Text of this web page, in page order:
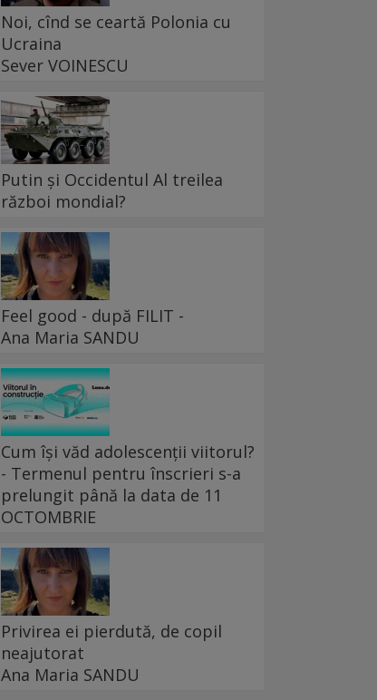
Noi, cînd se ceartă Polonia cu
Ucraina
Sever VOINESCU
Putin și Occidentul Al treilea
război mondial?
Feel good - după FILIT -
Ana Maria SANDU
Cum își văd adolescenții viitorul?
- Termenul pentru înscrieri s-a
prelungit până la data de 11
OCTOMBRIE
Privirea ei pierdută, de copil
neajutorat
Ana Maria SANDU